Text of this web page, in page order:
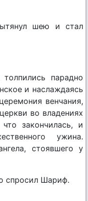
шею и стал
парадно
и наслаждаясь
венчания,
во владениях
что закончилась, и
ужина.
стоявшего у
спросил Шариф.